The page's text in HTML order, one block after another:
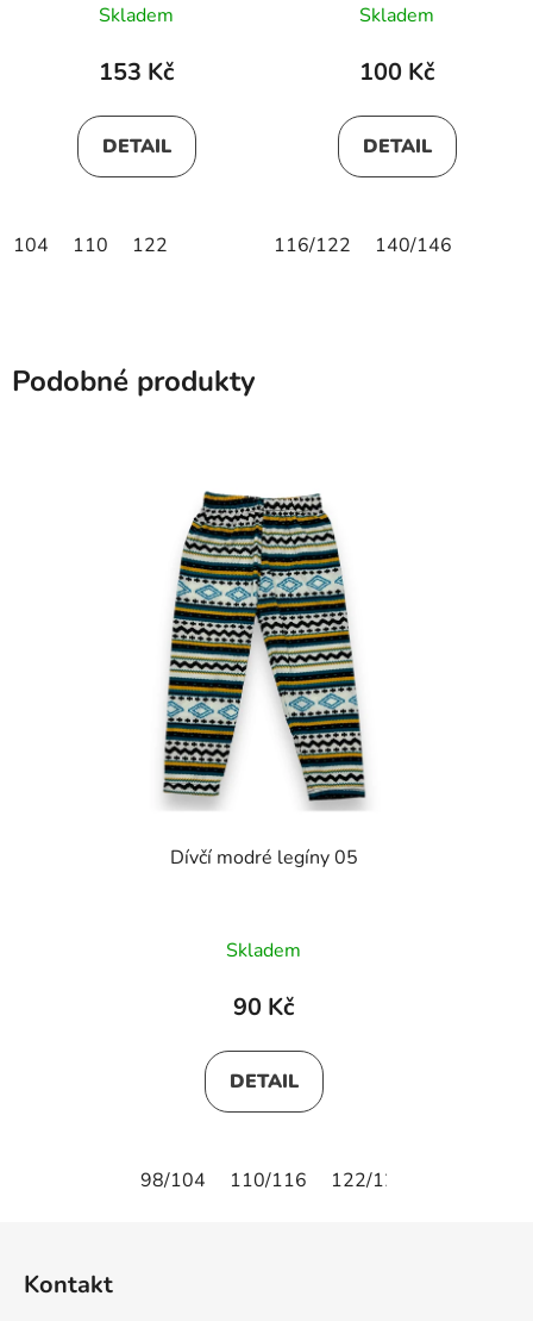
Skladem
153 Kč
DETAIL
104 110 122
Skladem
100 Kč
DETAIL
116/122 140/146
Podobné produkty
Dívčí modré legíny 05
Skladem
90 Kč
DETAIL
98/104 110/116 122/128
Kontakt